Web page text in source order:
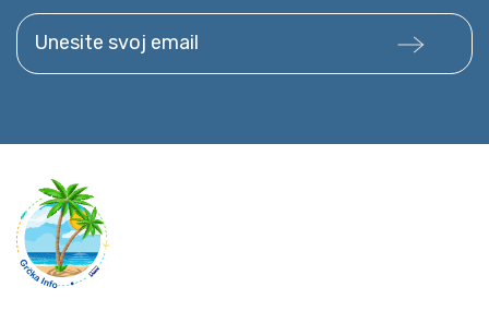
Unesite svoj email